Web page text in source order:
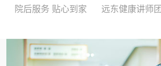
院后服务 贴心到家 远东健康讲师团